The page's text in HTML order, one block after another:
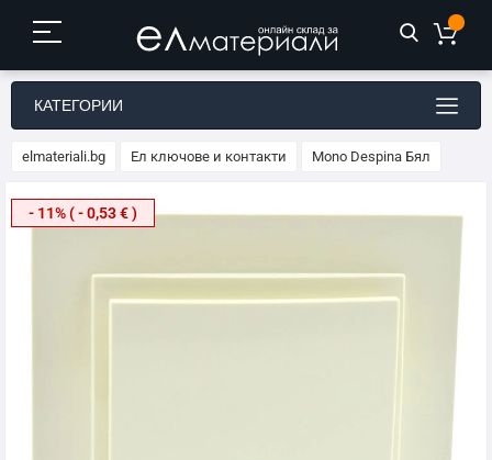
КАТЕГОРИИ
elmateriali.bg Ел ключове и контакти Mono Despina Бял
Преминете
към
- 11% ( - 0,53 € )